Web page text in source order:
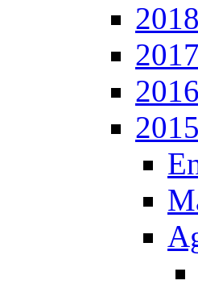
2018
2017
2016
2015